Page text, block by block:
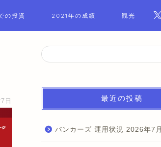
の投資 2021年の成績 観光
日 最近の投稿
バンカーズ 運用状況 2026年7月